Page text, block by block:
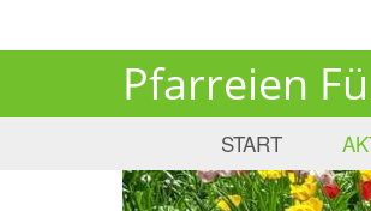
Pfarreien
START